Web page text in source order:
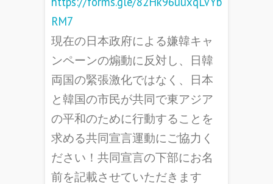
RM7
現在の日本政府による嫌韓キャ
ンペーンの煽動に反対し、日韓
両国の緊張激化ではなく、日本
と韓国の市民が共同で東アジア
の平和のために行動することを
求める共同宣言運動にご協力く
ださい！共同宣言の下部にお名
前を記載させていただきます